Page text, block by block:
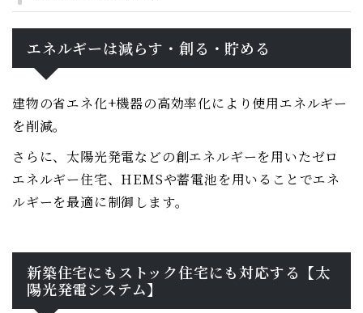
エネルギーは減らす・創る・貯める
建物の省エネ化+機器の高効率化により使用エネルギー
を削減。
さらに、太陽光発電などの創エネルギーを用いたゼロ
エネルギー住宅、HEMSや蓄電池を用いることでエネ
ルギーを最適に制御します。
新築住宅にもストック住宅にも対応する【太
陽光発電システム】